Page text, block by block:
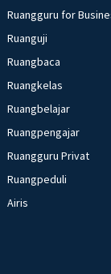
Ruangguru for
Ruanguji
Ruangbaca
Ruangkelas
Ruangbelajar
Ruangpengajar
Ruangguru Privat
Ruangpeduli
Airis